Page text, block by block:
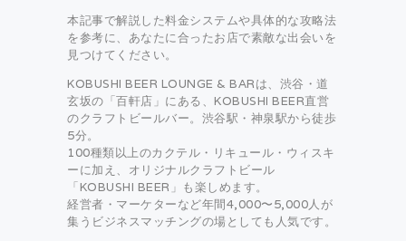
本記事で解説した料金システムや具体的な攻略法
を参考に、あなたに合ったお店で素敵な出会いを
見つけてください。
KOBUSHI BEER LOUNGE & BARは、渋谷・道
玄坂の「百軒店」にある、KOBUSHI BEER直営
のクラフトビールバー。渋谷駅・神泉駅から徒歩
5分。
100種類以上のカクテル・リキュール・ウィスキ
ーに加え、オリジナルクラフトビール
「KOBUSHI BEER」も楽しめます。
経営者・マーケターなど年間4,000〜5,000人が
集うビジネスマッチングの場としても人気です。